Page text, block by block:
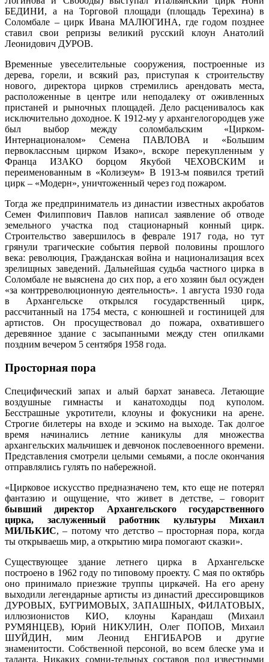
БЕДИНИ, а на Торговой площади (площадь Терехина) в
Соломбале – цирк Ивана МАЛЮГИНА, где годом позднее
ставил свои репризы великий русский клоун Анатолий
Леонидович ДУРОВ.
Временные увеселительные сооружения, построенные из
дерева, горели, и всякий раз, приступая к строительству
нового, директора цирков стремились арендовать места,
расположенные в центре или неподалеку от оживленных
пристаней и рыночных площадей. Дело расценивалось как
исключительно доходное. К 1912-му у архангелогородцев уже
был выбор между соломбальским «Цирком-
Интернационалом» Семена ПАВЛОВА и «Большим
первоклассным цирком Изако», вскоре перекупленным у
Франца ИЗАКО борцом Якубой ЧЕХОВСКИМ и
переименованным в «Колизеум» В 1913-м появился третий
цирк – «Модерн», уничтоженный через год пожаром.
Тогда же предприниматель из династии известных акробатов
Семен Филиппович Павлов написал заявление об отводе
земельного участка под стационарный конный цирк.
Строительство завершилось в феврале 1917 года, но тут
грянули трагические события первой половины прошлого
века: революция, Гражданская война и национализация всех
зрелищных заведений. Дальнейшая судьба частного цирка в
Соломбале не выяснена до сих пор, а его хозяин был осужден
«за контрреволюционную деятельность». 1 августа 1930 года
в Архангельске открылся государственный цирк,
рассчитанный на 1754 места, с конюшней и гостиницей для
артистов. Он просуществовал до пожара, охватившего
деревянное здание с засыпанными между стен опилками
поздним вечером 5 сентября 1958 года.
Просторная пора
Специфический запах и алый бархат занавеса. Летающие
воздушные гимнасты и канатоходцы под куполом.
Бесстрашные укротители, клоуны и фокусники на арене.
Строгие билетеры на входе и эскимо на выходе. Так долгое
время начинались летние каникулы для множества
архангельских мальчишек и девчонок послевоенного времени.
Представления смотрели целыми семьями, а после окончания
отправлялись гулять по набережной.
«Цирковое искусство предназначено тем, кто еще не потерял
фантазию и ощущение, что живет в детстве, – говорит
бывший директор Архангельского государственного
цирка, заслуженный работник культуры Михаил
МИЛЬКИС, – потому что детство – просторная пора, когда
ты открываешь мир, а открытию мира помогают сказки».
Существующее здание летнего цирка в Архангельске
построено в 1962 году по типовому проекту. С мая по октябрь
оно принимало приезжие труппы циркачей. На его арену
выходили легендарные артисты из династий дрессировщиков
ДУРОВЫХ, БУГРИМОВЫХ, ЗАПАШНЫХ, ФИЛАТОВЫХ,
иллюзионистов КИО, клоуны Карандаш (Михаил
РУМЯНЦЕВ), Юрий НИКУЛИН, Олег ПОПОВ, Михаил
ШУЙДИН, мим Леонид ЕНГИБАРОВ и другие
знаменитости. Собственной персоной, во всем блеске ума и
таланта. Никаких сомни-тельных составов под известными